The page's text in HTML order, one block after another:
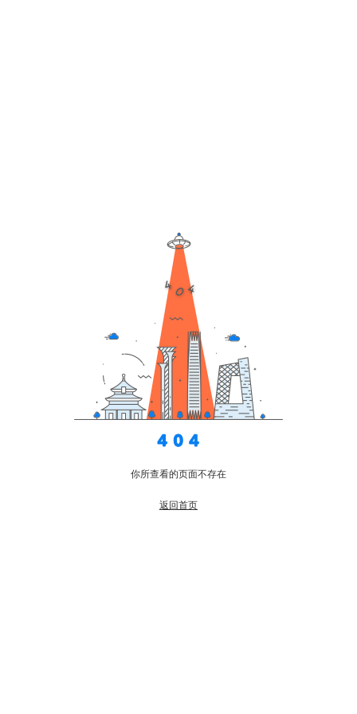
你所查看的页面不存在
返回首页